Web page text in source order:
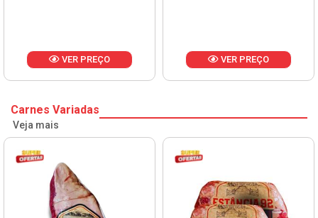
VER PREÇO VER
Carnes Variadas
Veja mais